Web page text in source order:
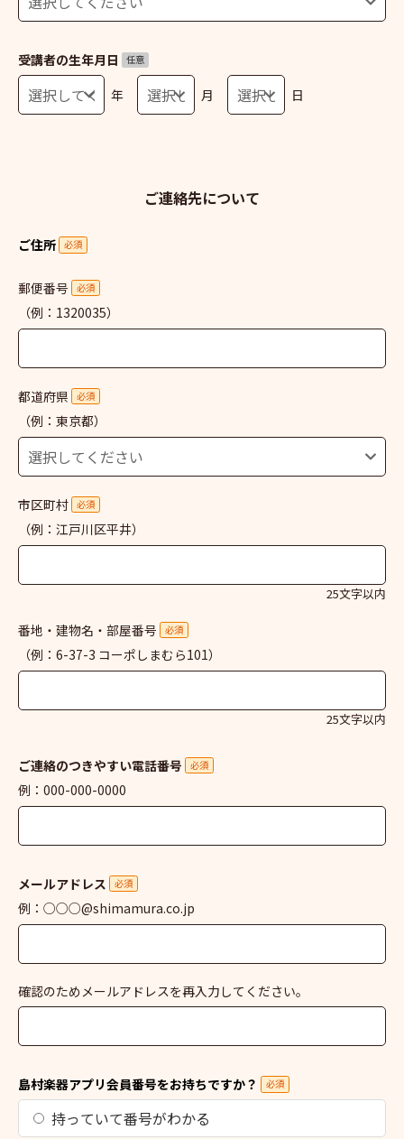
受講者の生年月日 任意
年 月 日
ご連絡先について
ご住所 必須
郵便番号 必須
（例：1320035）
都道府県 必須
（例：東京都）
市区町村 必須
（例：江戸川区平井）
25文字以内
番地・建物名・部屋番号 必須
（例：6-37-3 コーポしまむら101）
25文字以内
ご連絡のつきやすい電話番号 必須
例：000-000-0000
メールアドレス 必須
例：○○○@shimamura.co.jp
確認のためメールアドレスを再入力してください。
島村楽器アプリ会員番号をお持ちですか？ 必須
持っていて番号がわかる